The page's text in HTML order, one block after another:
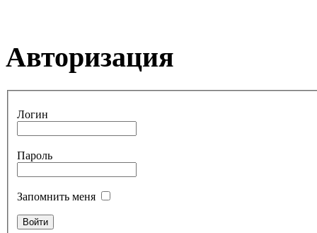
Авторизация
Логин
Пароль
Запомнить меня